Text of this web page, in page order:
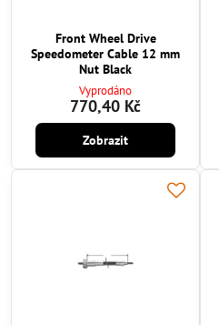
Front Wheel Drive
Speedometer Cable 12 mm
Nut Black
Vyprodáno
770,40 Kč
Zobrazit